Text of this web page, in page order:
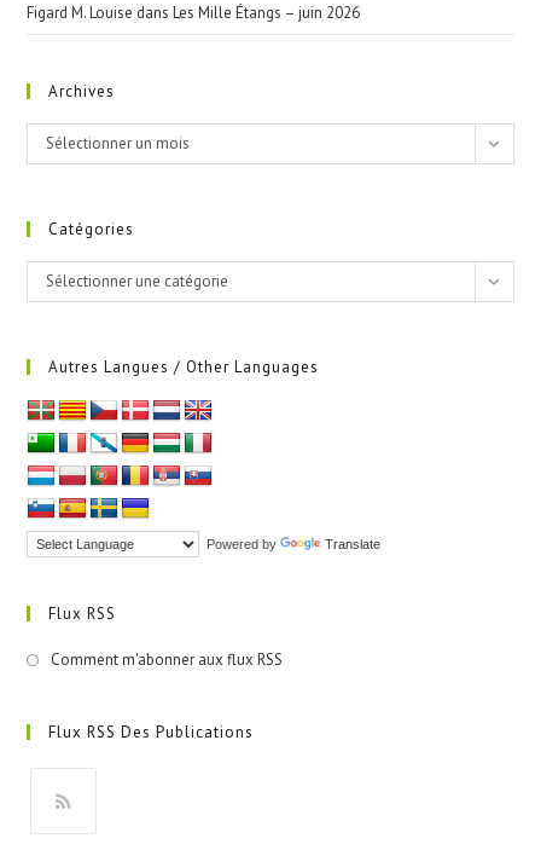
Figard M. Louise dansLes Mille Étangs – juin 2026
Archives
Archives
Sélectionner un mois
Catégories
Catégories
Sélectionner une catégorie
Autres Langues / Other Languages
Powered by Translate
Flux RSS
Comment m'abonner aux flux RSS
Flux RSS Des Publications